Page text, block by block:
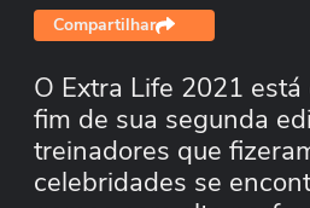
Compartilhar
O Extra Life 2021
fim de sua segunda
treinadores que
celebridades se